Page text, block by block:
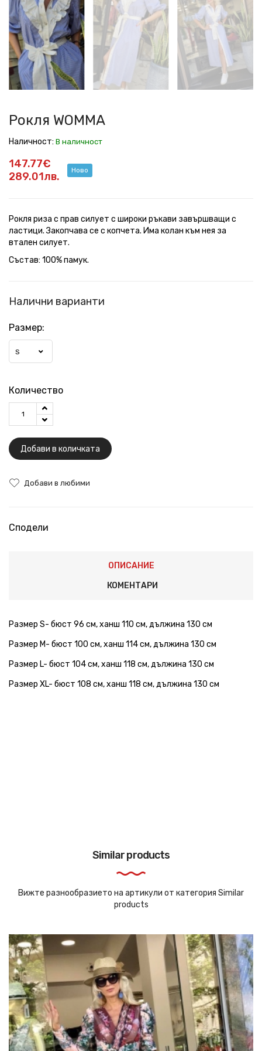
Рокля WOMMA
Наличност: В наличност
147.77€
289.01лв.
Ново
Рокля риза с прав силует с широки ръкави завършващи с
ластици. Закопчава се с копчета. Има колан към нея за
втален силует.
Състав: 100% памук.
Налични варианти
Размер:
S
Количество
Добави в количката
Добави в любими
Сподели
ОПИСАНИЕ
КОМЕНТАРИ
Размер S- бюст 96 см, ханш 110 см, дължина 130 см
Размер M- бюст 100 см, ханш 114 см, дължина 130 см
Размер L- бюст 104 см, ханш 118 см, дължина 130 см
Размер XL- бюст 108 см, ханш 118 см, дължина 130 см
Similar products
Вижте разнообразието на артикули от категория Similar
products